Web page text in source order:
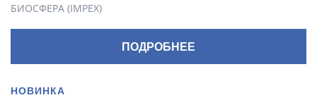
БИОСФЕРА (IMPEX)
ПОДРОБНЕЕ
НОВИНКА